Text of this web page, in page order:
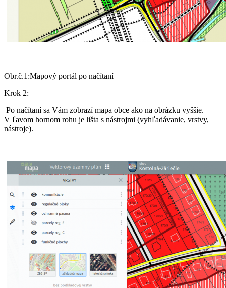
Obr.č.1:Mapový portál po načítaní
Krok 2:
Po načítaní sa Vám zobrazí mapa obce ako na obrázku vyššie.
V ľavom hornom rohu je lišta s nástrojmi (vyhľadávanie, vrstvy,
nástroje).